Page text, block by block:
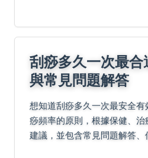
刮痧多久一次最
與常見問題解答
想知道刮痧多久一次最安全
痧頻率的原則，根據保健、
建議，並包含常見問題解答、